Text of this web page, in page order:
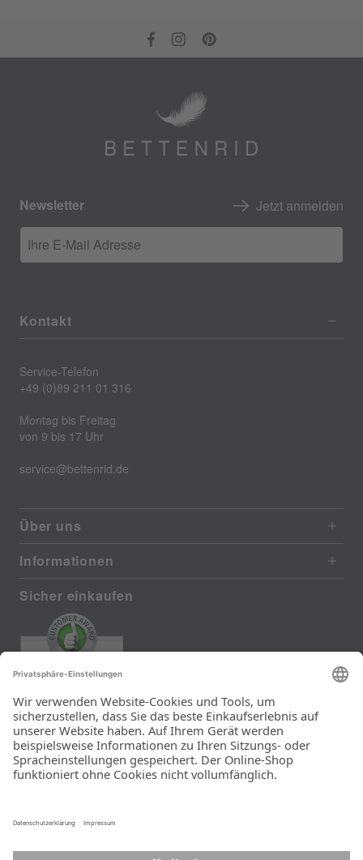
Newsletter Jetzt anmelden
Ihre E-Mail Adresse
Kontakt
Service-Telefon
+49 (0)89 211 01 316
Montag bis Freitag
von 9 bis 17 Uhr
service@bettenrid.de
Über uns
Informationen
Sicher einkaufen
385 reviews from real customers
(last 12 months)
Total: 11283
Die Auswahl und die
Einfachheit der
Bestellung.